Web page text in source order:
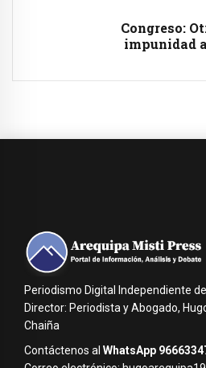
Congreso:
impunidad
Periodismo Digital Independiente
Director: Periodista y Abogado,
Chaiña
Contáctenos al WhatsApp